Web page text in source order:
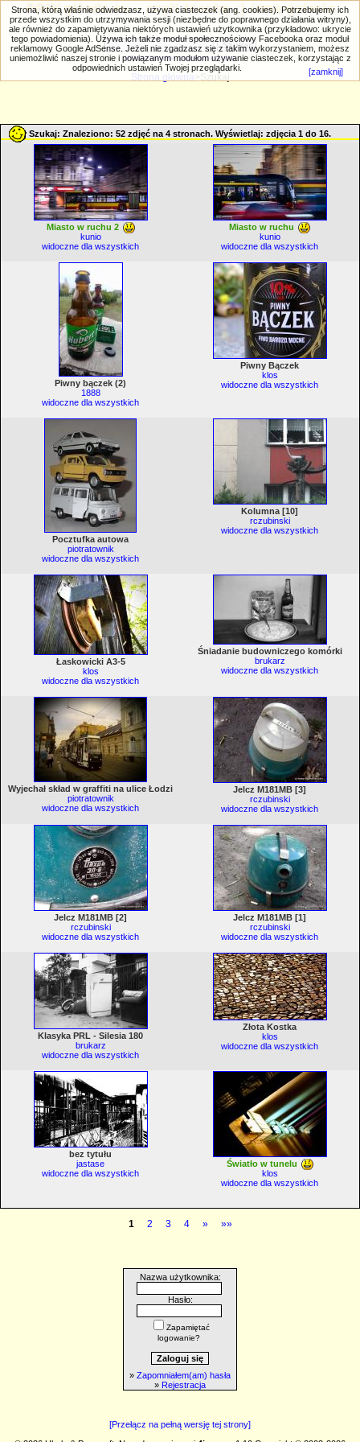
PRIV.gtlodz.eu - czyli trochę ;) inna galeria
Wyszukiwanie zaawansowane
Strona główna >Szukaj
Szukaj: Znaleziono: 52 zdjęć na 4 stronach. Wyświetlaj: zdjęcia 1 do 16.
Miasto w ruchu 2
kunio
widoczne dla wszystkich
Miasto w ruchu
kunio
widoczne dla wszystkich
Piwny bączek (2)
1888
widoczne dla wszystkich
Piwny Bączek
klos
widoczne dla wszystkich
Pocztufka autowa
piotratownik
widoczne dla wszystkich
Kolumna [10]
rczubinski
widoczne dla wszystkich
Łaskowicki A3-5
klos
widoczne dla wszystkich
Śniadanie budowniczego komórki
brukarz
widoczne dla wszystkich
Wyjechał skład w graffiti na ulice Łodzi
piotratownik
widoczne dla wszystkich
Jelcz M181MB [3]
rczubinski
widoczne dla wszystkich
Jelcz M181MB [2]
rczubinski
widoczne dla wszystkich
Jelcz M181MB [1]
rczubinski
widoczne dla wszystkich
Klasyka PRL - Silesia 180
brukarz
widoczne dla wszystkich
Złota Kostka
klos
widoczne dla wszystkich
bez tytułu
jastase
widoczne dla wszystkich
Światło w tunelu
klos
widoczne dla wszystkich
1 2 3 4 » »»
Nazwa użytkownika:
Hasło:
Zapamiętać
logowanie?
» Zapomniałem(am) hasła
» Rejestracja
[Przełącz na pełną wersję tej strony]
Strona, którą właśnie odwiedzasz, używa ciasteczek (ang. cookies). Potrzebujemy ich
przede wszystkim do utrzymywania sesji (niezbędne do poprawnego działania witryny),
ale również do zapamiętywania niektórych ustawień użytkownika (przykładowo: ukrycie
tego powiadomienia). Używa ich także moduł społecznościowy Facebooka oraz moduł
reklamowy Google AdSense. Jeżeli nie zgadzasz się z takim wykorzystaniem, możesz
uniemożliwić naszej stronie i powiązanym modułom używanie ciasteczek, korzystając z
odpowiednich ustawień Twojej przeglądarki.
[zamknij]